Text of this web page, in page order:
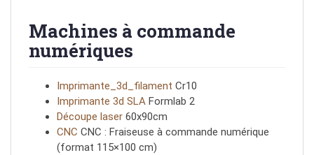
Machines à commande
numériques
Imprimante_3d_filament Cr10
Imprimante 3d SLA Formlab 2
Découpe laser 60x90cm
CNC CNC : Fraiseuse à commande numérique
(format 115×100 cm)